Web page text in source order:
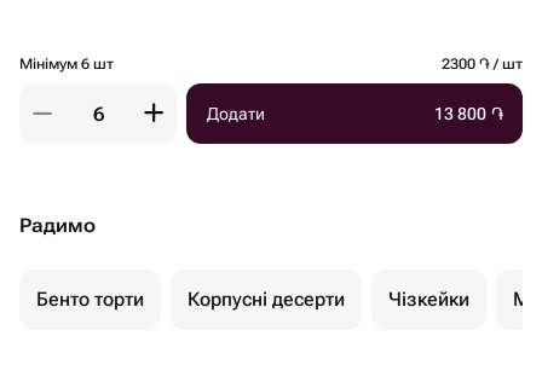
Мінімум 6 шт 2300 ֏ / шт
Додати 13 800 ֏
Радимо
Бенто торти Корпусні десерти Чізкейки